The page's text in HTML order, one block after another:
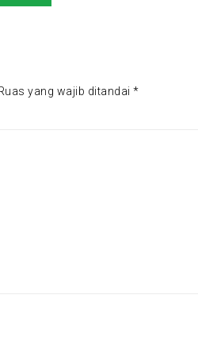
yang wajib ditandai *